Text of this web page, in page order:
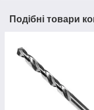
Подібні товари